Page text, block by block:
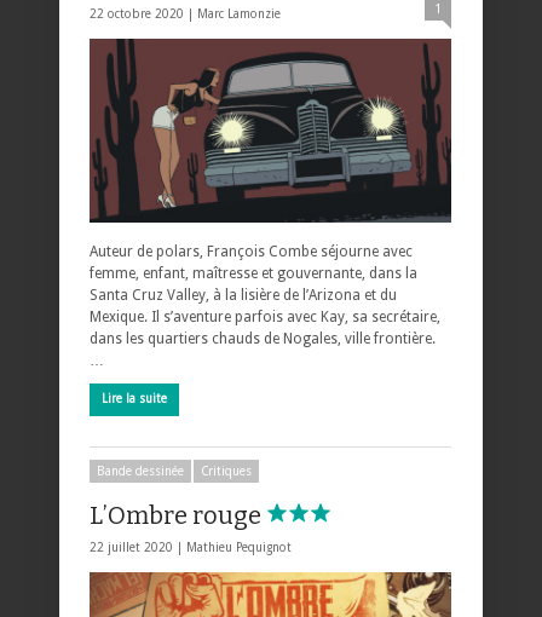
22 octobre 2020 | Marc Lamonzie 1
Auteur de polars, François Combe séjourne avec
femme, enfant, maîtresse et gouvernante, dans la
Santa Cruz Valley, à la lisière de l’Arizona et du
Mexique. Il s’aventure parfois avec Kay, sa secrétaire,
dans les quartiers chauds de Nogales, ville frontière.
…
Lire la suite
Bande dessinée Critiques
L’Ombre rouge
22 juillet 2020 | Mathieu Pequignot